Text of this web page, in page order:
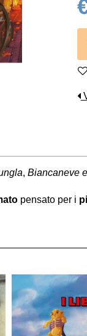
, Biancaneve
pensato per i